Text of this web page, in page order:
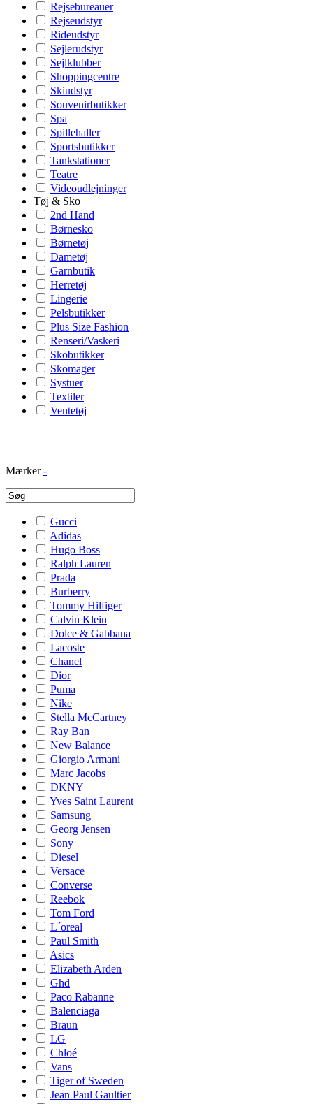
Rejsebureauer
Rejseudstyr
Rideudstyr
Sejlerudstyr
Sejlklubber
Shoppingcentre
Skiudstyr
Souvenirbutikker
Spa
Spillehaller
Sportsbutikker
Tankstationer
Teatre
Videoudlejninger
Tøj & Sko
2nd Hand
Børnesko
Børnetøj
Dametøj
Garnbutik
Herretøj
Lingerie
Pelsbutikker
Plus Size Fashion
Renseri/Vaskeri
Skobutikker
Skomager
Systuer
Textiler
Ventetøj
Mærker -
Gucci
Adidas
Hugo Boss
Ralph Lauren
Prada
Burberry
Tommy Hilfiger
Calvin Klein
Dolce & Gabbana
Lacoste
Chanel
Dior
Puma
Nike
Stella McCartney
Ray Ban
New Balance
Giorgio Armani
Marc Jacobs
DKNY
Yves Saint Laurent
Samsung
Georg Jensen
Sony
Diesel
Versace
Converse
Reebok
Tom Ford
L´oreal
Paul Smith
Asics
Elizabeth Arden
Ghd
Paco Rabanne
Balenciaga
Braun
LG
Chloé
Vans
Tiger of Sweden
Jean Paul Gaultier